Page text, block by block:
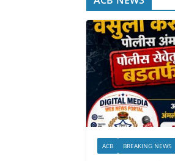
ACB BREAKING NEWS